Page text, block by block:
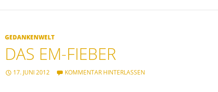
GEDANKENWELT
DAS EM-FIEBER
17. JUNI 2012 KOMMENTAR HINTERLASSEN